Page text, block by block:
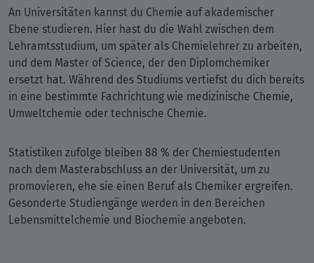
An Universitäten kannst du Chemie auf akademischer
Ebene studieren. Hier hast du die Wahl zwischen dem
Lehramtsstudium, um später als Chemielehrer zu arbeiten,
und dem Master of Science, der den Diplomchemiker
ersetzt hat. Während des Studiums vertiefst du dich bereits
in eine bestimmte Fachrichtung wie medizinische Chemie,
Umweltchemie oder technische Chemie.
Statistiken zufolge bleiben 88 % der Chemiestudenten
nach dem Masterabschluss an der Universität, um zu
promovieren, ehe sie einen Beruf als Chemiker ergreifen.
Gesonderte Studiengänge werden in den Bereichen
Lebensmittelchemie und Biochemie angeboten.